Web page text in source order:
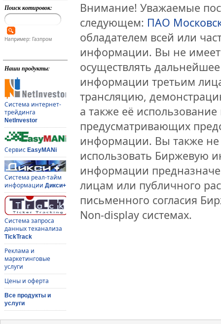
Поиск котировок:
Например: Газпром
Наши продукты:
Система интернет-
трейдинга
NetInvestor
Сервис EasyMANi
Система реал-тайм
информации Дикси+
Система запроса
данных теханализа
TickTrack
Реклама и
маркетинговые
услуги
Цены и оферта
Все продукты и
услуги
Внимание! Уважаемые
следующем: ПАО
обладателем всей или
информации. Вы не
осуществлять
информации третьим
трансляцию,
а также её
предусматривающих
информации. Вы также не
использовать Биржевую
информации
лицам или публичного
письменного согласия
Non-display системах.